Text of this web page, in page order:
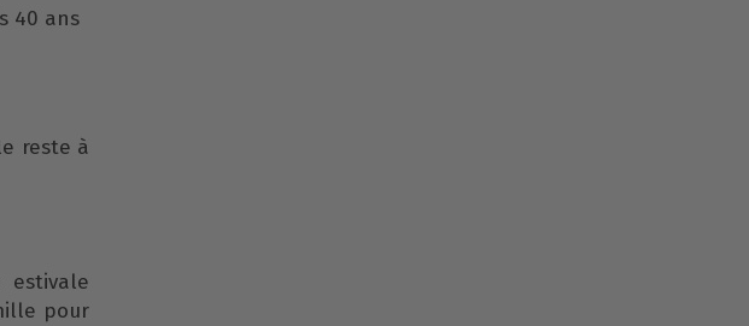
40 ans
reste à
estivale
pour